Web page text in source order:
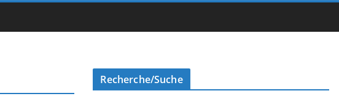
Recherche/Suche